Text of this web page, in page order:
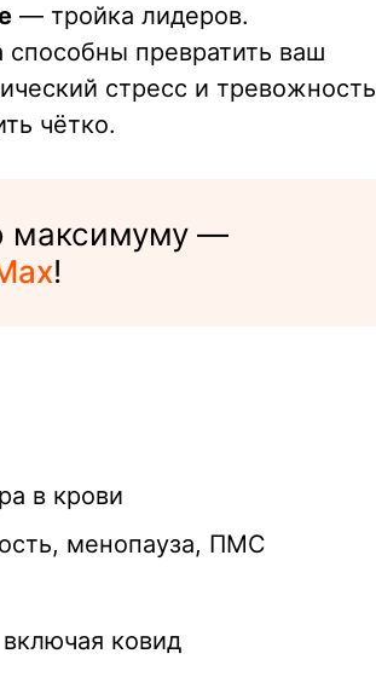
— тройка лидеров.
превратить ваш
стресс и тревожность
чётко.
максимуму —
!
в крови
менопауза, ПМС
ковид